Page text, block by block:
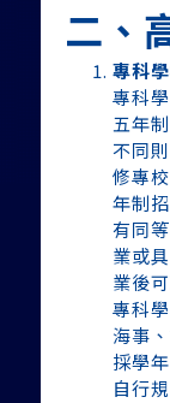
二、
專科
專科
五年
不同
修專
年制
有同
業或
業後
專科
海事
採學
自行